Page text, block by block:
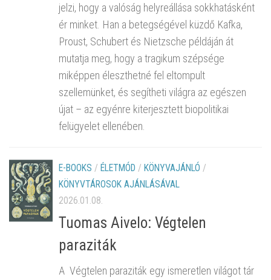
jelzi, hogy a valóság helyreállása sokkhatásként
ér minket. Han a betegségével küzdő Kafka,
Proust, Schubert és Nietzsche példáján át
mutatja meg, hogy a tragikum szépsége
miképpen éleszthetné fel eltompult
szellemünket, és segítheti világra az egészen
újat – az egyénre kiterjesztett biopolitikai
felügyelet ellenében.
E-BOOKS / ÉLETMÓD / KÖNYVAJÁNLÓ /
KÖNYVTÁROSOK AJÁNLÁSÁVAL
2026.01.08.
Tuomas Aivelo: Végtelen
paraziták
A Végtelen paraziták egy ismeretlen világot tár